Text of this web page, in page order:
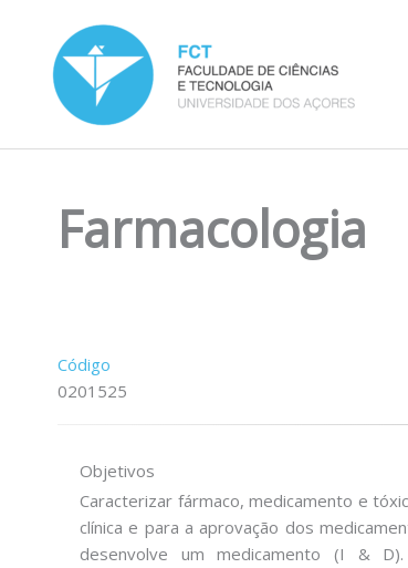
content
Farmacologia
Código
0201525
Objetivos
Caracterizar fármaco, medicamento e
clínica e para a aprovação dos
desenvolve um medicamento (I &